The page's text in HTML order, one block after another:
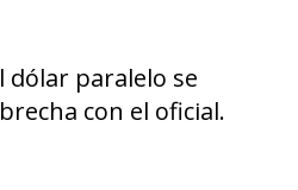
paralelo se
con el oficial.